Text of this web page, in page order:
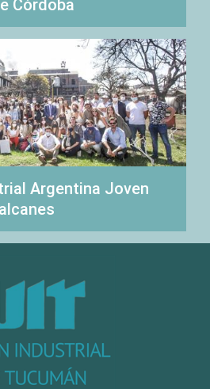
Córdoba
Argentina Joven